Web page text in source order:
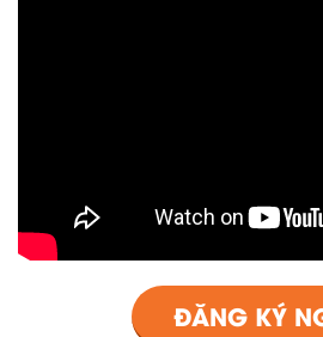
ĐĂNG KÝ